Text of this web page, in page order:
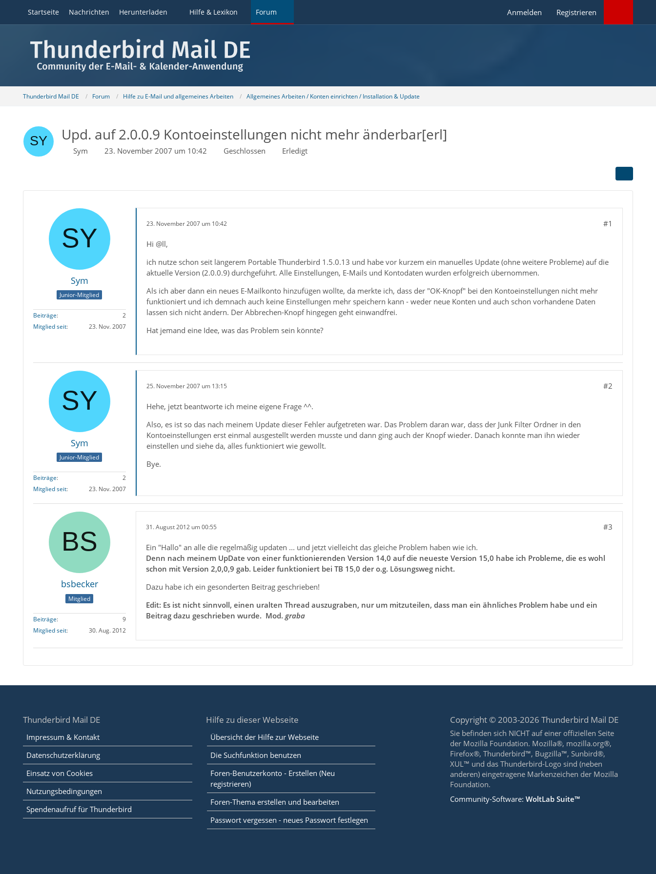
Startseite Nachrichten Herunterladen Hilfe & Lexikon Forum Anmelden Registrieren
Thunderbird Mail DE Forum Hilfe zu E-Mail und allgemeines Arbeiten Allgemeines Arbeiten / Konten einrichten / Installation & Update
Upd. auf 2.0.0.9 Kontoeinstellungen nicht mehr änderbar[erl]
Sym 23. November 2007 um 10:42 Geschlossen Erledigt
Sym
Junior-Mitglied
Beiträge
2
Mitglied seit
23. Nov. 2007
23. November 2007 um 10:42 #1
Hi @ll,
ich nutze schon seit längerem Portable Thunderbird 1.5.0.13 und habe vor kurzem ein manuelles Update (ohne weitere Probleme) auf die
aktuelle Version (2.0.0.9) durchgeführt. Alle Einstellungen, E-Mails und Kontodaten wurden erfolgreich übernommen.
Als ich aber dann ein neues E-Mailkonto hinzufügen wollte, da merkte ich, dass der "OK-Knopf" bei den Kontoeinstellungen nicht mehr
funktioniert und ich demnach auch keine Einstellungen mehr speichern kann - weder neue Konten und auch schon vorhandene Daten
lassen sich nicht ändern. Der Abbrechen-Knopf hingegen geht einwandfrei.
Hat jemand eine Idee, was das Problem sein könnte?
Sym
Junior-Mitglied
Beiträge
2
Mitglied seit
23. Nov. 2007
25. November 2007 um 13:15 #2
Hehe, jetzt beantworte ich meine eigene Frage ^^.
Also, es ist so das nach meinem Update dieser Fehler aufgetreten war. Das Problem daran war, dass der Junk Filter Ordner in den
Kontoeinstellungen erst einmal ausgestellt werden musste und dann ging auch der Knopf wieder. Danach konnte man ihn wieder
einstellen und siehe da, alles funktioniert wie gewollt.
Bye.
bsbecker
Mitglied
Beiträge
9
Mitglied seit
30. Aug. 2012
31. August 2012 um 00:55 #3
Ein "Hallo" an alle die regelmäßig updaten ... und jetzt vielleicht das gleiche Problem haben wie ich.
Denn nach meinem UpDate von einer funktionierenden Version 14,0 auf die neueste Version 15,0 habe ich Probleme, die es wohl
schon mit Version 2,0,0,9 gab. Leider funktioniert bei TB 15,0 der o.g. Lösungsweg nicht.
Dazu habe ich ein gesonderten Beitrag geschrieben!
Edit: Es ist nicht sinnvoll, einen uralten Thread auszugraben, nur um mitzuteilen, dass man ein ähnliches Problem habe und ein
Beitrag dazu geschrieben wurde. Mod. graba
Thunderbird Mail DE
Impressum & Kontakt
Datenschutzerklärung
Einsatz von Cookies
Nutzungsbedingungen
Spendenaufruf für Thunderbird
Hilfe zu dieser Webseite
Übersicht der Hilfe zur Webseite
Die Suchfunktion benutzen
Foren-Benutzerkonto - Erstellen (Neu
registrieren)
Foren-Thema erstellen und bearbeiten
Passwort vergessen - neues Passwort festlegen
Copyright © 2003-2026 Thunderbird Mail DE
Sie befinden sich NICHT auf einer offiziellen Seite
der Mozilla Foundation. Mozilla®, mozilla.org®,
Firefox®, Thunderbird™, Bugzilla™, Sunbird®,
XUL™ und das Thunderbird-Logo sind (neben
anderen) eingetragene Markenzeichen der Mozilla
Foundation.
Community-Software:WoltLab Suite™